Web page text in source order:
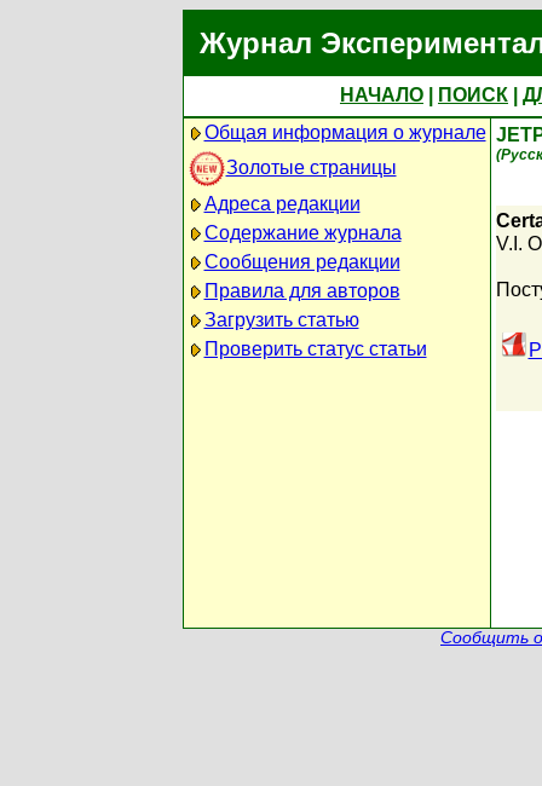
Журнал
НАЧАЛО ПОИСК
Общая информация о журнале
Золотые страницы
Адреса редакции
Содержание журнала
Сообщения редакции
Правила для авторов
Загрузить статью
Проверить статус статьи
V.I.
Сообщить о